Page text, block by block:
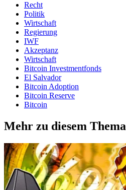
Recht
Politik
Wirtschaft
Regierung
IWF
Akzeptanz
Wirtschaft
Bitcoin Investmentfonds
El Salvador
Bitcoin Adoption
Bitcoin Reserve
Bitcoin
Mehr zu diesem Thema